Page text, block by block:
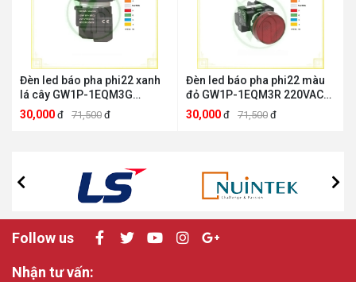
Đèn led báo pha phi22 xanh
lá cây GW1P-1EQM3G
220VAC Giga Giga electric
GW1P-1EQM3G
30,000 đ 71,500 đ
Đèn led báo pha phi22 màu
đỏ GW1P-1EQM3R 220VAC
Giga Giga electric GW1P-
1EQM3R 220VAC
30,000 đ 71,500 đ
Follow us
Nhận tư vấn: